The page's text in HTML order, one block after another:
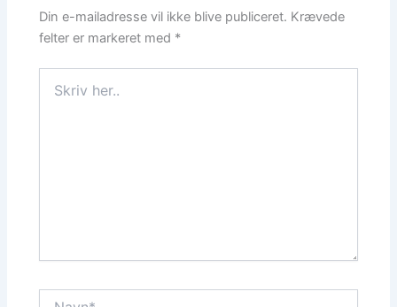
Din e-mailadresse vil ikke blive publiceret. Krævede
felter er markeret med *
her..